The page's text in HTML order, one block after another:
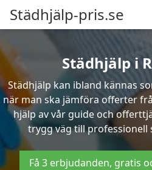
Städhjälp-pris.se
Städhjälp i
Städhjälp kan ibland kännas
när man ska jämföra offerter
hjälp av vår guide och
trygg väg till professionell
Få 3 erbjudanden, gratis